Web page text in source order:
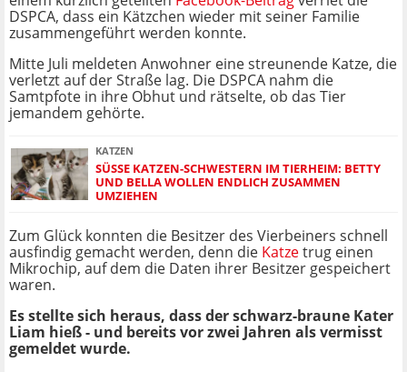
DSPCA, dass ein Kätzchen wieder mit seiner Familie
zusammengeführt werden konnte.
Mitte Juli meldeten Anwohner eine streunende Katze, die
verletzt auf der Straße lag. Die DSPCA nahm die
Samtpfote in ihre Obhut und rätselte, ob das Tier
jemandem gehörte.
KATZEN
SÜSSE KATZEN-SCHWESTERN IM TIERHEIM: BETTY U
ND BELLA WOLLEN ENDLICH ZUSAMMEN U
MZIEHEN
Zum Glück konnten die Besitzer des Vierbeiners schnell
ausfindig gemacht werden, denn die Katzetrug einen
Mikrochip, auf dem die Daten ihrer Besitzer gespeichert
waren.
Es stellte sich heraus, dass der schwarz-braune Kater
Liam hieß - und bereits vor zwei Jahren als vermisst
gemeldet wurde.